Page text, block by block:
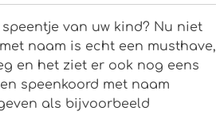
van uw kind? Nu niet
naam is echt een musthave,
en het ziet er ook nog eens
speenkoord met naam
als bijvoorbeeld